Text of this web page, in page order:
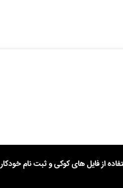
از فایل های کوکی و ثبت نام خودکار